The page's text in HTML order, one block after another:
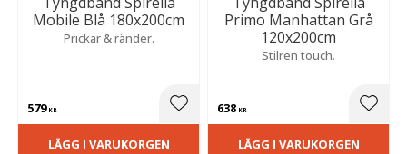
Mobile Blå 180x200cm
Prickar & ränder.
579KR Lägg till i favoriter
LÄGG I VARUKORGEN
Primo Manhattan Grå
120x200cm
Stilren touch.
638 KR
LÄGG I VARUKORGEN